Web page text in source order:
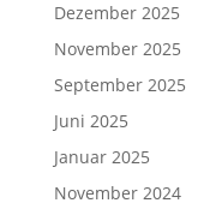
Dezember 2025
November 2025
September 2025
Juni 2025
Januar 2025
November 2024